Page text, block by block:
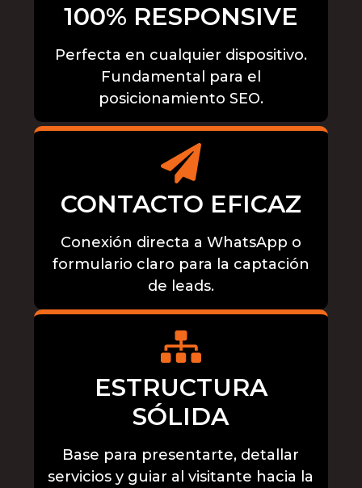
100% RESPONSIVE
Perfecta en cualquier dispositivo.
Fundamental para el
posicionamiento SEO.
CONTACTO EFICAZ
Conexión directa a WhatsApp o
formulario claro para la captación
de leads.
ESTRUCTURA
SÓLIDA
Base para presentarte, detallar
servicios y guiar al visitante hacia la